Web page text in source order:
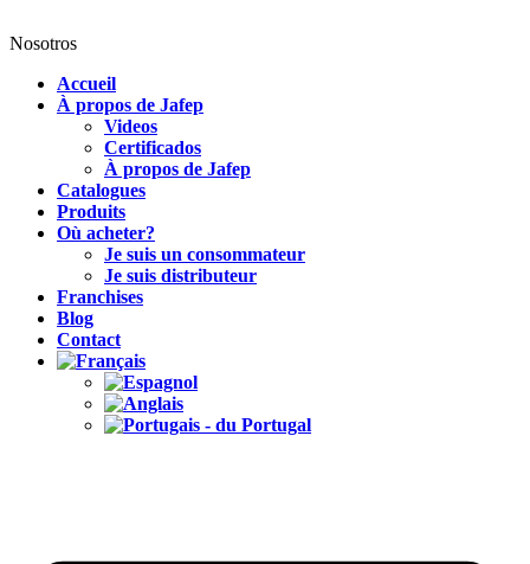
Nosotros
Accueil
À propos de Jafep
Videos
Certificados
À propos de Jafep
Catalogues
Produits
Où acheter?
Je suis un consommateur
Je suis distributeur
Franchises
Blog
Contact